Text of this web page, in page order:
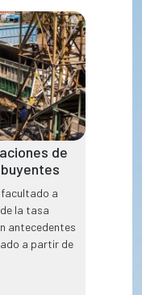
de
facultado a
la tasa
antecedentes
a partir de